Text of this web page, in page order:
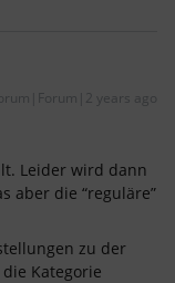
years ago
Leider wird dann
aber die “reguläre”
zu der
Kategorie